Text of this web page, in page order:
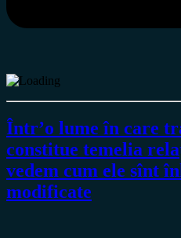
Într’o lume în care
constitue temelia
vedem cum ele sînt
modificate